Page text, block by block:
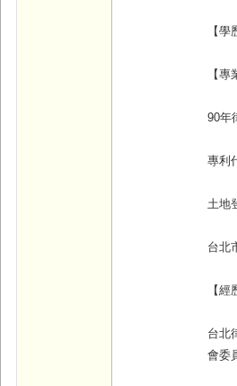
【
【專
90年
專利
土地
台北
【經
台北
會委